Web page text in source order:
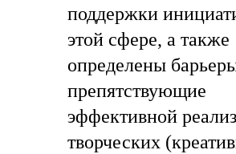
поддержки
этой сфере, а также
определены
препятствующие
эффективной
творческих